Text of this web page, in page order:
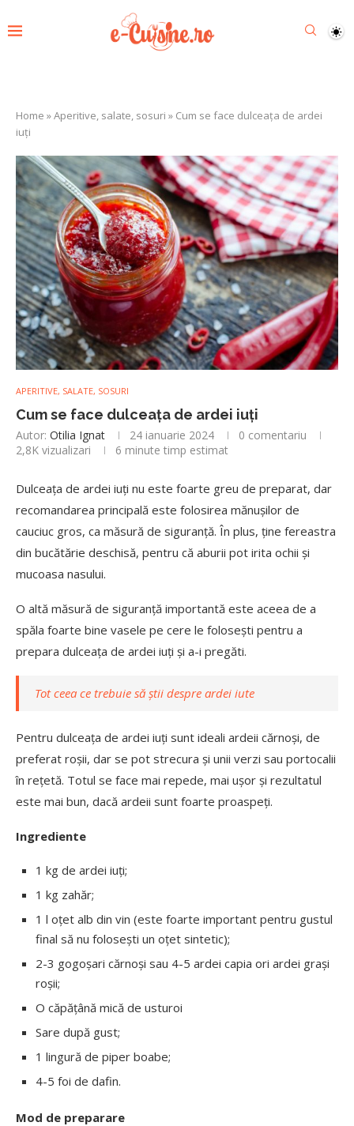
Home »Aperitive, salate, sosuri » Cum se face dulceața de ardei
iuți
APERITIVE, SALATE, SOSURI
Cum se face dulceața de ardei iuți
Autor: Otilia Ignat 24 ianuarie 2024
0 comentariu
2,8K vizualizari 6 minute timp estimat
Dulceața de ardei iuți nu este foarte greu de preparat, dar
recomandarea principală este folosirea mănușilor de
cauciuc gros, ca măsură de siguranță. În plus, ține fereastra
din bucătărie deschisă, pentru că aburii pot irita ochii și
mucoasa nasului.
O altă măsură de siguranță importantă este aceea de a
spăla foarte bine vasele pe cere le folosești pentru a
prepara dulceața de ardei iuți și a-i pregăti.
Tot ceea ce trebuie să știi despre ardei iute
Pentru dulceața de ardei iuți sunt ideali ardeii cărnoși, de
preferat roșii, dar se pot strecura și unii verzi sau portocalii
în rețetă. Totul se face mai repede, mai ușor și rezultatul
este mai bun, dacă ardeii sunt foarte proaspeți.
Ingrediente
1 kg de ardei iuți;
1 kg zahăr;
1 l oțet alb din vin (este foarte important pentru gustul
final să nu folosești un oțet sintetic);
2-3 gogoșari cărnoși sau 4-5 ardei capia ori ardei grași
roșii;
O căpățână mică de usturoi
Sare după gust;
1 lingură de piper boabe;
4-5 foi de dafin.
Mod de preparare